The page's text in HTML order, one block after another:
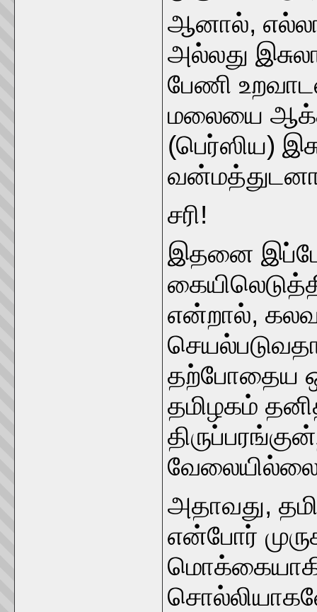
ஆனால்,
அல்லது
பேணி
மலையை
(பெர்ஸிய)
சரி!
இதனை
என்றால்,
தற்போதைய
தமிழகம்
அதாவது,
என்போர்